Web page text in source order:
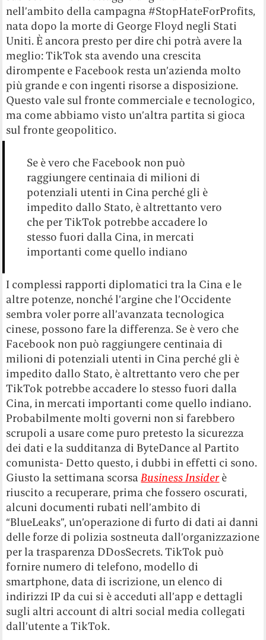
nell’ambito della campagna #StopHateForProfits,
nata dopo la morte di George Floyd negli Stati
Uniti. È ancora presto per dire chi potrà avere la
meglio: TikTok sta avendo una crescita
dirompente e Facebook resta un’azienda molto
più grande e con ingenti risorse a disposizione.
Questo vale sul fronte commerciale e tecnologico,
ma come abbiamo visto un’altra partita si gioca
sul fronte geopolitico.
Se è vero che Facebook non può
raggiungere centinaia di milioni di
potenziali utenti in Cina perché gli è
impedito dallo Stato, è altrettanto vero
che per TikTok potrebbe accadere lo
stesso fuori dalla Cina, in mercati
importanti come quello indiano
I complessi rapporti diplomatici tra la Cina e le
altre potenze, nonché l’argine che l’Occidente
sembra voler porre all’avanzata tecnologica
cinese, possono fare la differenza. Se è vero che
Facebook non può raggiungere centinaia di
milioni di potenziali utenti in Cina perché gli è
impedito dallo Stato, è altrettanto vero che per
TikTok potrebbe accadere lo stesso fuori dalla
Cina, in mercati importanti come quello indiano.
Probabilmente molti governi non si farebbero
scrupoli a usare come puro pretesto la sicurezza
dei dati e la sudditanza di ByteDance al Partito
comunista- Detto questo, i dubbi in effetti ci sono.
Giusto la settimana scorsa Business Insider è
riuscito a recuperare, prima che fossero oscurati,
alcuni documenti rubati nell’ambito di
“BlueLeaks”, un’operazione di furto di dati ai danni
delle forze di polizia sostneuta dall’organizzazione
per la trasparenza DDosSecrets. TikTok può
fornire numero di telefono, modello di
smartphone, data di iscrizione, un elenco di
indirizzi IP da cui si è acceduti all’app e dettagli
sugli altri account di altri social media collegati
dall’utente a TikTok.